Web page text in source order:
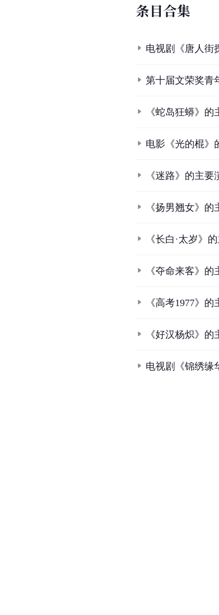
条目合集
电视剧《唐人街
第十届文荣奖青
《蛇岛狂蟒》的
电影《光的棍》
《迷路》的主要
《扬男翘女》的
《长白·太岁》
《夺命来客》的
《高考1977》
《好汉杨炽》的
电视剧《锦绣缘